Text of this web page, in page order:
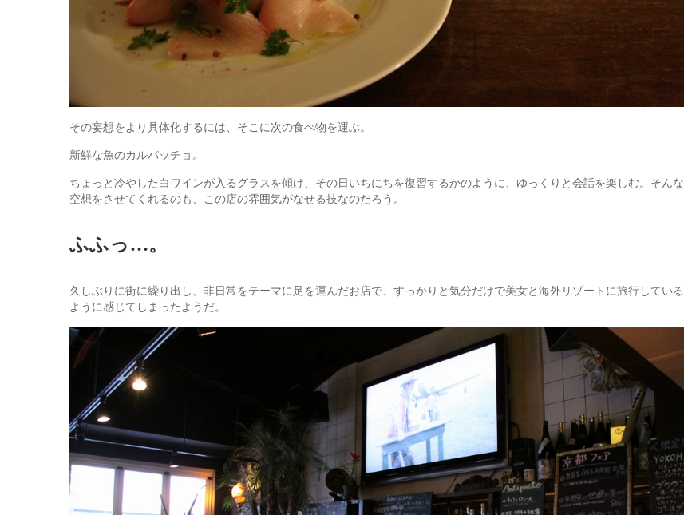
その妄想をより具体化するには、そこに次の食べ物を運ぶ。
新鮮な魚のカルパッチョ。
ちょっと冷やした白ワインが入るグラスを傾け、その日いちにちを復習するかのように、ゆっくりと会話を楽しむ。そんな
空想をさせてくれるのも、この店の雰囲気がなせる技なのだろう。
ふふっ…。
久しぶりに街に繰り出し、非日常をテーマに足を運んだお店で、すっかりと気分だけで美女と海外リゾートに旅行している
ように感じてしまったようだ。